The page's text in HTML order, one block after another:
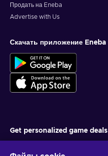
Продать на Eneba
Advertise with Us
Скачать приложение Eneba
Get personalized game deals